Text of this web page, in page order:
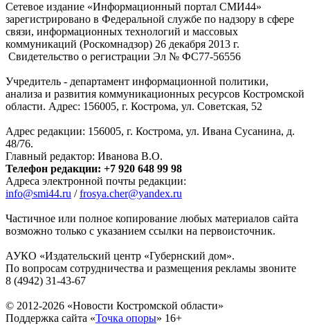
Сетевое издание «Информационный портал СМИ44»
зарегистрировано в Федеральной службе по надзору в сфере
связи, информационных технологий и массовых
коммуникаций (Роскомнадзор) 26 декабря 2013 г.
Свидетельство о регистрации Эл № ФC77-56556
Учредитель - департамент информационной политики,
анализа и развития коммуникационных ресурсов Костромской
области. Адрес: 156005, г. Кострома, ул. Советская, 52
Адрес редакции: 156005, г. Кострома, ул. Ивана Сусанина, д.
48/76.
Главный редактор: Иванова В.О.
Телефон редакции: +7 920 648 99 98
Адреса электронной почты редакции:
info@smi44.ru /frosya.cher@yandex.ru
Частичное или полное копирование любых материалов сайта
возможно только с указанием ссылки на первоисточник.
АУКО «Издательский центр «Губернский дом».
По вопросам сотрудничества и размещения рекламы звоните
8 (4942) 31-43-67
© 2012-2026 «Новости Костромской области»
Поддержка сайта «Точка опоры» 16+